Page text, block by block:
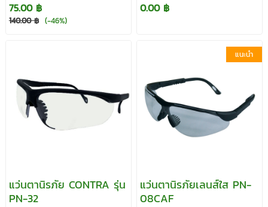
75.00 ฿
140.00 ฿ (-46%)
0.00 ฿
แว่นตานิรภัย CONTRA รุ่น
PN-32
แนะนำ
แว่นตานิรภัยเลนส์ใส PN-
08CAF